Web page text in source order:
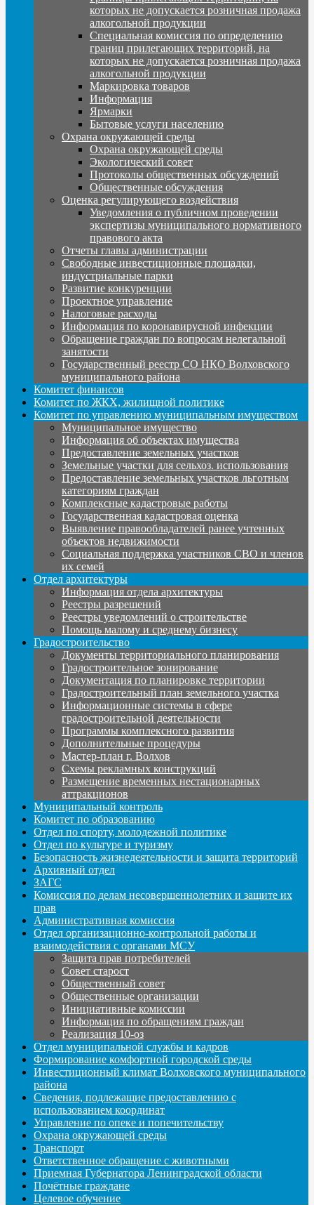
которых не допускается розничная продажа
алкогольной продукции
Специальная комиссия по определению
границ прилегающих территорий, на
которых не допускается розничная продажа
алкогольной продукции
Маркировка товаров
Информация
Ярмарки
Бытовые услуги населению
Охрана окружающей среды
Охрана окружающей среды
Экологический совет
Протоколы общественных обсуждений
Общественные обсуждения
Оценка регулирующего воздействия
Уведомления о публичном проведении
экспертизы муниципального нормативного
правового акта
Отчеты главы администрации
Свободные инвестиционные площадки,
индустриальные парки
Развитие конкуренции
Проектное управление
Налоговые расходы
Информация по коронавирусной инфекции
Обращение граждан по вопросам нелегальной
занятости
Государственный реестр СО НКО Волховского
муниципального района
Комитет финансов
Комитет по ЖКХ, жилищной политике
Комитет по управлению муниципальным имуществом
Муниципальное имущество
Информация об объектах имущества
Предоставление земельных участков
Земельные участки для сельхоз. использования
Предоставление земельных участков льготным
категориям граждан
Комплексные кадастровые работы
Государственная кадастровая оценка
Выявление правообладателей ранее учтенных
объектов недвижимости
Социальная поддержка участников СВО и членов
их семей
Отдел архитектуры
Информация отдела архитектуры
Реестры разрешений
Реестры уведомлений о строительстве
Помощь малому и среднему бизнесу
Градостроительство
Документы территориального планирования
Градостроительное зонирование
Документация по планировке территории
Градостроительный план земельного участка
Информационные системы в сфере
градостроительной деятельности
Программы комплексного развития
Дополнительные процедуры
Мастер-план г. Волхов
Схемы рекламных конструкций
Размещение временных нестационарных
аттракционов
Муниципальный контроль
Комитет по образованию
Отдел по спорту, молодежной политике
Отдел по культуре и туризму
Безопасность жизнедеятельности и защита территорий
Архивный отдел
ЗАГС
Комиссия по делам несовершеннолетних и защите их
прав
Административная комиссия
Отдел организационно-контрольной работы и
взаимодействия с органами МСУ
Защита прав потребителей
Совет старост
Общественный совет
Общественные организации
Инициативные комиссии
Информация по обращениям граждан
Реализация 10-оз
Отдел муниципальной службы и кадров
Формирование комфортной городской среды
Инвестиционный климат Волховского муниципального
района
Сведения, подлежащие предоставлению с
использованием координат
Управление по опеке и попечительству
Охрана окружающей среды
Транспорт
Ответственное обращение с животными
Приемная Губернатора Ленинградской области
Почётные граждане
Целевое обучение